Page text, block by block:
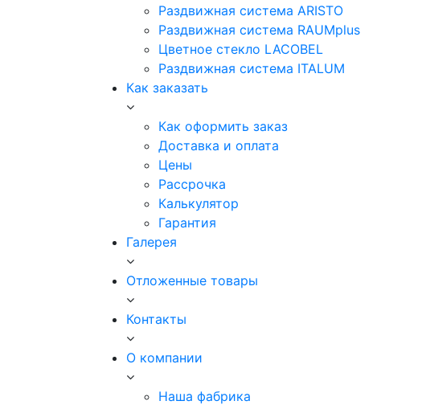
Раздвижная система ARISTO
Раздвижная система RAUMplus
Цветное стекло LACOBEL
Раздвижная система ITALUM
Как заказать
Как оформить заказ
Доставка и оплата
Цены
Рассрочка
Калькулятор
Гарантия
Галерея
Отложенные товары
Контакты
О компании
Наша фабрика